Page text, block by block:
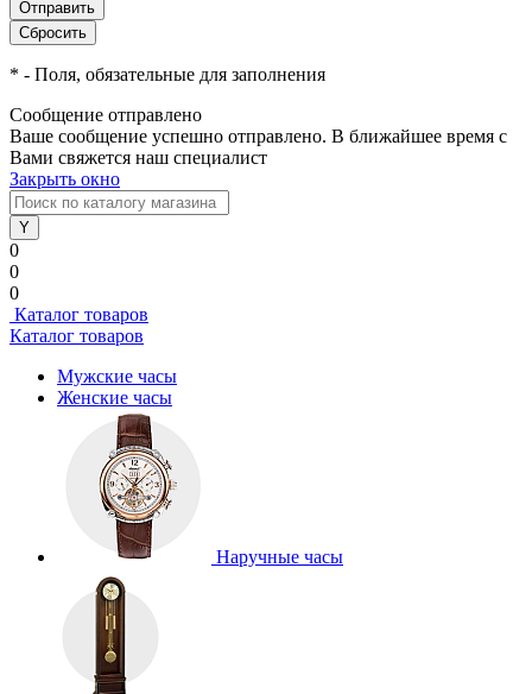
* - Поля, обязательные для заполнения
Сообщение отправлено
Ваше сообщение успешно отправлено. В ближайшее время с
Вами свяжется наш специалист
Закрыть окно
0
0
0
Каталог товаров
Каталог товаров
Мужские часы
Женские часы
Наручные часы